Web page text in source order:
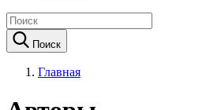
Поиск
Главная